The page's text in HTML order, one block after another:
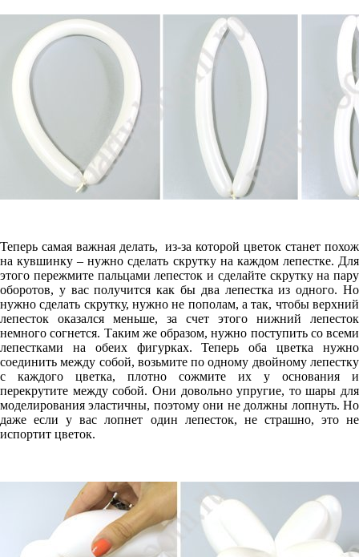
Теперь самая важная делать, из-за которой цветок станет похож
на кувшинку – нужно сделать скрутку на каждом лепестке. Для
этого пережмите пальцами лепесток и сделайте скрутку на пару
оборотов, у вас получится как бы два лепестка из одного. Но
нужно сделать скрутку, нужно не пополам, а так, чтобы верхний
лепесток оказался меньше, за счет этого нижний лепесток
немного согнется. Таким же образом, нужно поступить со всеми
лепестками на обеих фигурках. Теперь оба цветка нужно
соединить между собой, возьмите по одному двойному лепестку
с каждого цветка, плотно сожмите их у основания и
перекрутите между собой. Они довольно упругие, то шары для
моделирования эластичны, поэтому они не должны лопнуть. Но
даже если у вас лопнет один лепесток, не страшно, это не
испортит цветок.